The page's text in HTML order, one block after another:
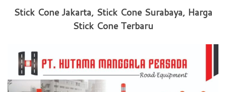
Stick Cone Jakarta, Stick Cone Surabaya, Harga
Stick Cone Terbaru